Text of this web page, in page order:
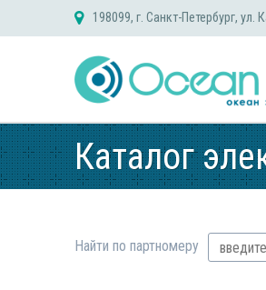
198099, г. Санкт-Петербург,
Каталог
Найти по партномеру